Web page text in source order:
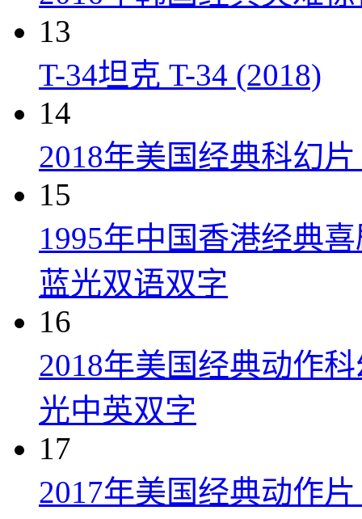
13
T-34坦克 T-34 (2018)
14
2018年美国经典科幻
15
1995年中国香港经典
蓝光双语双字
16
2018年美国经典动作
光中英双字
17
2017年美国经典动作